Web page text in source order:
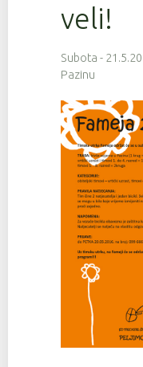
veli!
Subota -
Pazinu